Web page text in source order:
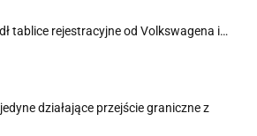
tablice rejestracyjne od Volkswagena i…
działające przejście graniczne z